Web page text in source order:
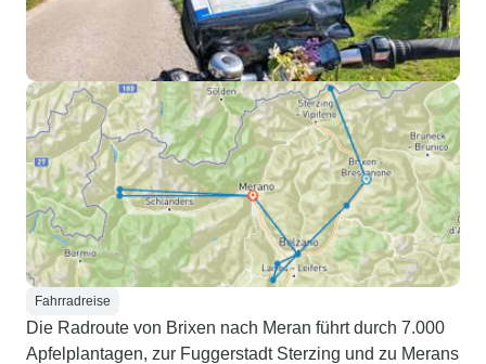
Fahrradreise
Die Radroute von Brixen nach Meran führt durch 7.000
Apfelplantagen, zur Fuggerstadt Sterzing und zu Merans